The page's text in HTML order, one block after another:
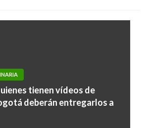
tienen vídeos de
deberán entregarlos a